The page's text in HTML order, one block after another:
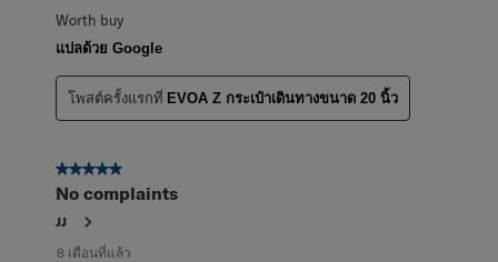
Worth buy
แปลด้วย Google
โพสต์ครั้งแรกที่ EVOA Z กระเป๋าเดินทางขนาด 20 นิ้ว
5 จาก 5 ดาว
No complaints
JJ
8 เดือนที่แล้ว